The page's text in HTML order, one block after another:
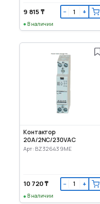
9 815 ₸ − +
В наличии
Контактор
20A/2NC/230VAC
Арт: BZ326439ME
10 720 ₸ − +
В наличии